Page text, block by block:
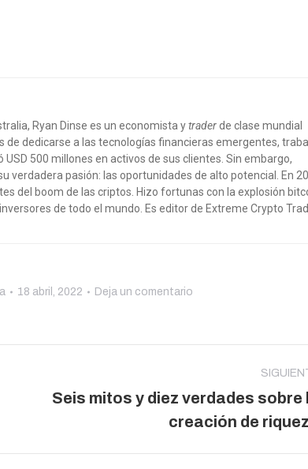
Ryan Dinse es un economista ytraderde clase mundial
dedicarse a las tecnologías financieras emergentes,
500 millones en activos de sus clientes. Sin embargo,
verdadera pasión: las oportunidades de alto potencial. En
del boom de las criptos. Hizo fortunas con la explosión
de todo el mundo . Es editor de Extreme Crypto
18 abril, 2022 Deja un comentario
Publicación
Seis mitos y diez verdades sobre
creación de